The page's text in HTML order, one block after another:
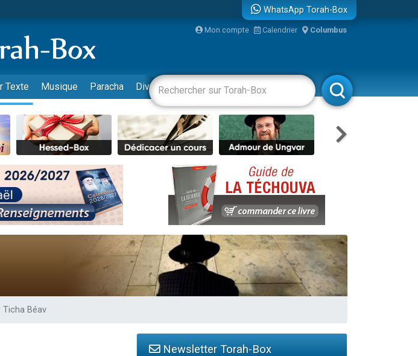
80 ans, dans un appartement insalubre
la jambe de Yohan
: pauvres d'Israel
: Le Chabbath et le Birkat Hamazone à travers le temps
déjà orphelins risquent de perdre leur maman
WhatsApp Torah-Box
Mon compte Calendrier Columbus
Texte Musique Paracha Divertissements Livres Rabbanim
Ticha Béav
Newsletter Torah-Box